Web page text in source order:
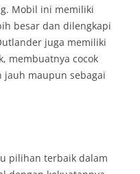
Mobil ini memiliki
besar dan dilengkapi
juga memiliki
membuatnya cocok
maupun sebagai
pilihan terbaik dalam